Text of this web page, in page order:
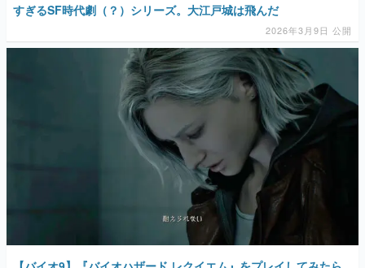
すぎるSF時代劇（？）シリーズ。大江戸城は飛んだ
2026年3月9日 公開